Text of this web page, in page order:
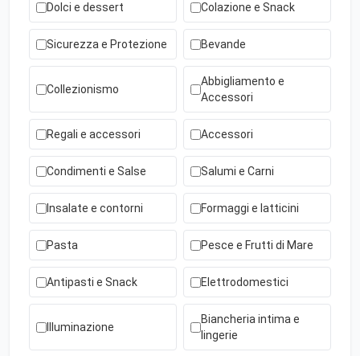
Dolci e dessert Colazione e Snack
Sicurezza e Protezione Bevande
Collezionismo
Abbigliamento e
Accessori
Regali e accessori Accessori
Condimenti e Salse Salumi e Carni
Insalate e contorni Formaggi e latticini
Pasta Pesce e Frutti di Mare
Antipasti e Snack Elettrodomestici
Illuminazione
Biancheria intima e
lingerie